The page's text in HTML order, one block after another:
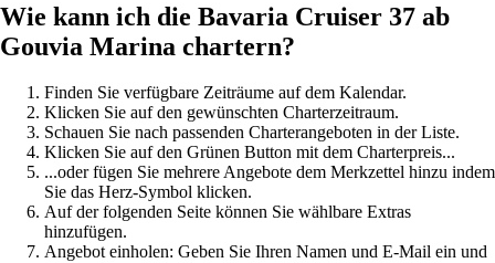
Wie kann ich die Bavaria Cruiser 37 ab
Gouvia Marina chartern?
Finden Sie verfügbare Zeiträume auf dem Kalendar.
Klicken Sie auf den gewünschten Charterzeitraum.
Schauen Sie nach passenden Charterangeboten in der Liste.
Klicken Sie auf den Grünen Button mit dem Charterpreis...
...oder fügen Sie mehrere Angebote dem Merkzettel hinzu indem
Sie das Herz-Symbol klicken.
Auf der folgenden Seite können Sie wählbare Extras
hinzufügen.
Angebot einholen: Geben Sie Ihren Namen und E-Mail ein und